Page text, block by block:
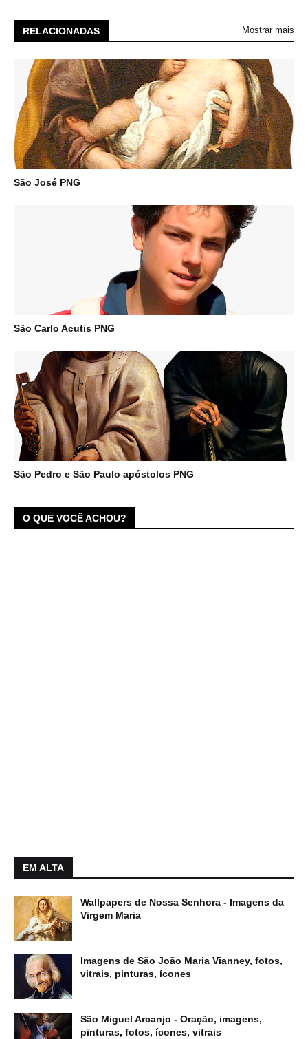
RELACIONADAS Mostrar mais
São José PNG
São Carlo Acutis PNG
São Pedro e São Paulo apóstolos PNG
O QUE VOCÊ ACHOU?
EM ALTA
Wallpapers de Nossa Senhora - Imagens da
Virgem Maria
Imagens de São João Maria Vianney, fotos,
vitrais, pinturas, ícones
São Miguel Arcanjo - Oração, imagens,
pinturas, fotos, ícones, vitrais